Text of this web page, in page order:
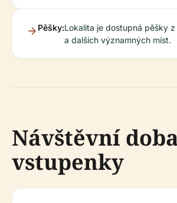
Pěšky:Lokalita je dostupná pěšky
a dalších významných míst.
Návštěvní
vstupenky